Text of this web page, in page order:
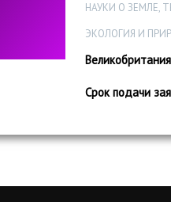
НАУКИ О ЗЕМЛЕ,
ЭКОЛОГИЯ И
Срок подачи